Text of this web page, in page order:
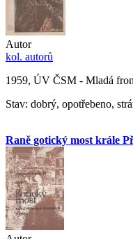
Autor
kol. autorů
1959, ÚV ČSM - Mladá
Stav: dobrý, opotřebeno,
Raně gotický most krále